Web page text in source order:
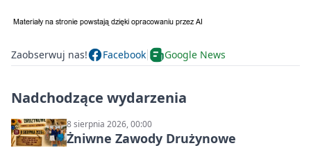
Zaobserwuj nas! Facebook Google News
Nadchodzące wydarzenia
8 sierpnia 2026, 00:00
Żniwne Zawody Drużynowe